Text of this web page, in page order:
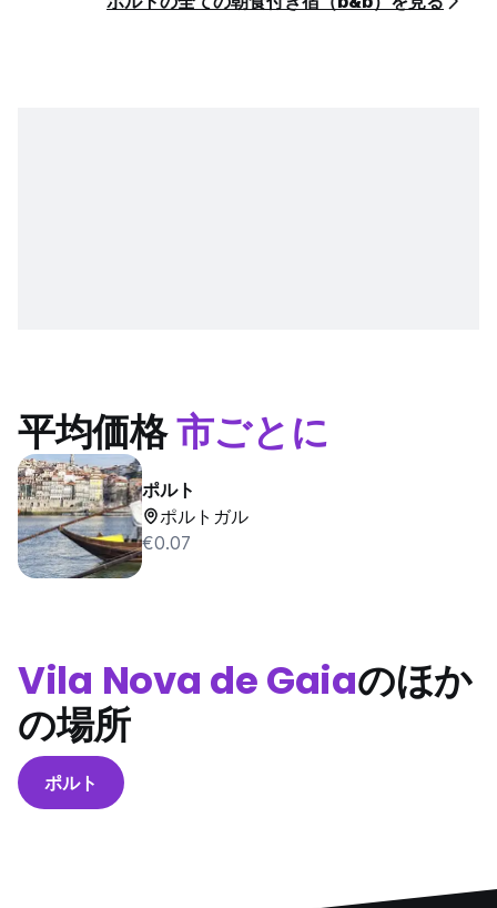
平均価格市ごとに
ポルト
ポルトガル
€0.07
Vila Nova de Gaiaのほか
の場所
ポルト